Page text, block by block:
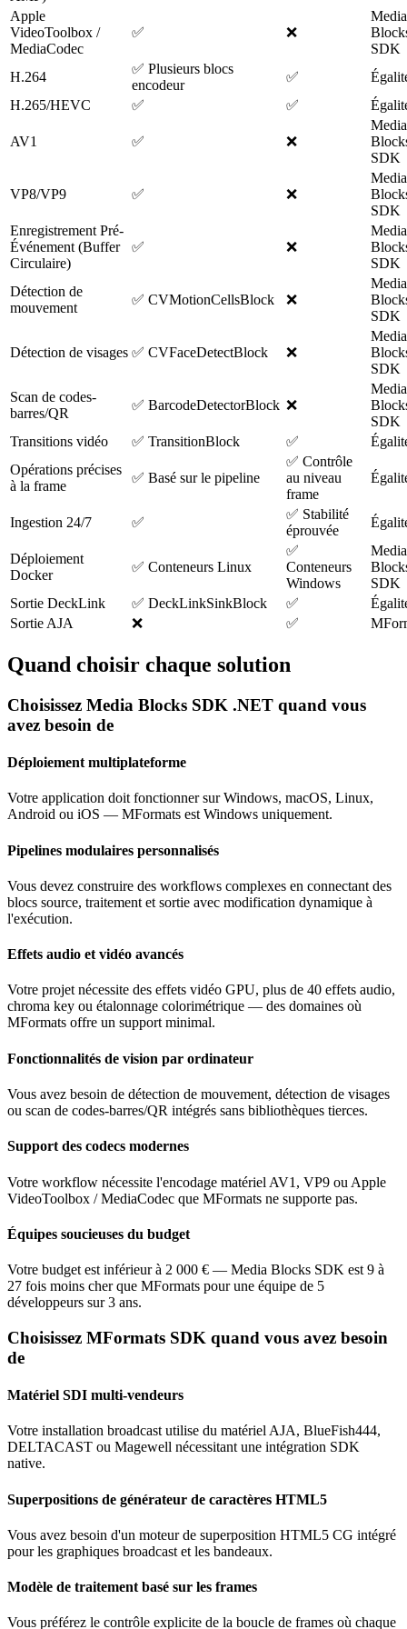
Apple
VideoToolbox /
MediaCodec
✅ ❌
Media
SDK
H.264
✅ Plusieurs blocs
encodeur
✅
H.265/HEVC
✅ ✅
AV1 ✅ ❌
Media
SDK
VP8/VP9 ✅ ❌
Media
SDK
Enregistrement Pré-
Événement (Buffer
Circulaire)
✅ ❌
Media
SDK
Détection de
mouvement
✅ CVMotionCellsBlock ❌
Media
SDK
Détection de visages ✅ CVFaceDetectBlock ❌
Media
SDK
Scan de codes-
barres/QR
✅ BarcodeDetectorBlock ❌
Media
SDK
Transitions vidéo
✅ TransitionBlock ✅
Opérations précises
à la frame
✅ Basé sur le pipeline
✅ Contrôle
au niveau
frame
Ingestion 24/7 ✅
✅ Stabilité
éprouvée
Déploiement
Docker
✅ Conteneurs Linux
✅
Conteneurs
Windows
Media
SDK
Sortie DeckLink
✅ DeckLinkSinkBlock ✅
Sortie AJA
❌ ✅
Quand choisir chaque solution
Choisissez Media Blocks SDK .NET quand vous
avez besoin de
Déploiement multiplateforme
Votre application doit fonctionner sur Windows, macOS, Linux,
Android ou iOS — MFormats est Windows uniquement.
Pipelines modulaires personnalisés
Vous devez construire des workflows complexes en connectant des
blocs source, traitement et sortie avec modification dynamique à
l'exécution.
Effets audio et vidéo avancés
Votre projet nécessite des effets vidéo GPU, plus de 40 effets audio,
chroma key ou étalonnage colorimétrique — des domaines où
MFormats offre un support minimal.
Fonctionnalités de vision par ordinateur
Vous avez besoin de détection de mouvement, détection de visages
ou scan de codes-barres/QR intégrés sans bibliothèques tierces.
Support des codecs modernes
Votre workflow nécessite l'encodage matériel AV1, VP9 ou Apple
VideoToolbox / MediaCodec que MFormats ne supporte pas.
Équipes soucieuses du budget
Votre budget est inférieur à 2 000 € — Media Blocks SDK est 9 à
27 fois moins cher que MFormats pour une équipe de 5
développeurs sur 3 ans.
Choisissez MFormats SDK quand vous avez besoin
de
Matériel SDI multi-vendeurs
Votre installation broadcast utilise du matériel AJA, BlueFish444,
DELTACAST ou Magewell nécessitant une intégration SDK
native.
Superpositions de générateur de caractères HTML5
Vous avez besoin d'un moteur de superposition HTML5 CG intégré
pour les graphiques broadcast et les bandeaux.
Modèle de traitement basé sur les frames
Vous préférez le contrôle explicite de la boucle de frames où chaque